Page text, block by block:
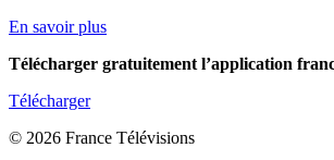
En savoir plus
Télécharger gratuitement l’application
Télécharger
© 2026 France Télévisions